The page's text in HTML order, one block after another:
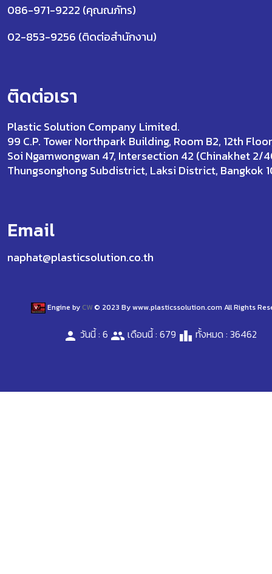
086-971-9222 (คุณณภัทร)
02-853-9256 (ติดต่อสำนักงาน)
ติดต่อเรา
Plastic Solution Company Limited.
99 C.P. Tower Northpark Building, Room B2, 12th
Soi Ngamwongwan 47, Intersection 42 (Chinakhet 2/
Thungsonghong Subdistrict, Laksi District, Bangkok
Email
naphat@plasticsolution.co.th
Engine by CW© 2023 By www.plasticssolution.com All Rights
person วันนี้ : 6 people เดือนนี้ : 679 leaderboard ทั้งหมด : 36462